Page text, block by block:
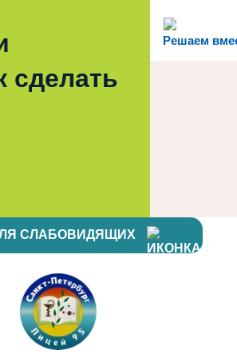
Решаем
сделать
СЛАБОВИДЯЩИХ